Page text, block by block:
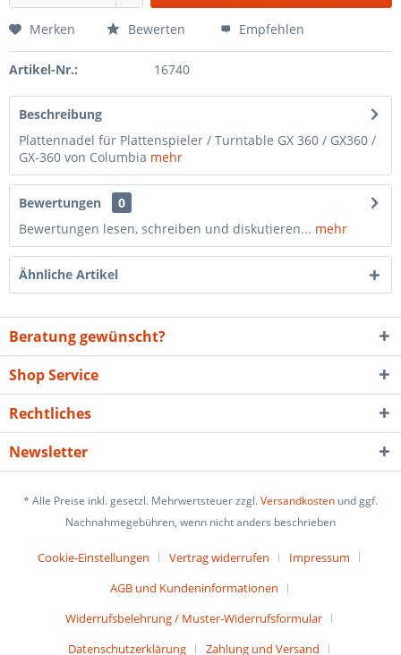
Merken Bewerten Empfehlen
Artikel-Nr.: 16740
Beschreibung
Plattennadel für Plattenspieler / Turntable GX 360 / GX360 /
GX-360 von Columbia mehr
Bewertungen
0
Bewertungen lesen, schreiben und diskutieren... mehr
Ähnliche Artikel
Beratung gewünscht?
Shop Service
Rechtliches
Newsletter
* Alle Preise inkl. gesetzl. Mehrwertsteuer zzgl.Versandkosten und ggf.
Nachnahmegebühren, wenn nicht anders beschrieben
Cookie-Einstellungen Vertrag widerrufen
Impressum
AGB und Kundeninformationen
Widerrufsbelehrung / Muster-Widerrufsformular
Datenschutzerklärung
Zahlung und Versand